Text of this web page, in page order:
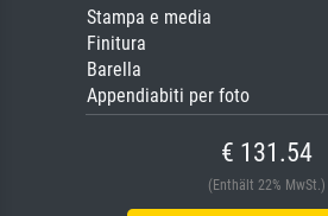
Stampa e media
Finitura
Barella
Appendiabiti per foto
€ 131.54
(Enthält 22% MwSt.)